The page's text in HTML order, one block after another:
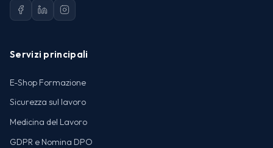
Servizi principali
E-Shop Formazione
Sicurezza sul lavoro
Medicina del Lavoro
GDPR e Nomina DPO